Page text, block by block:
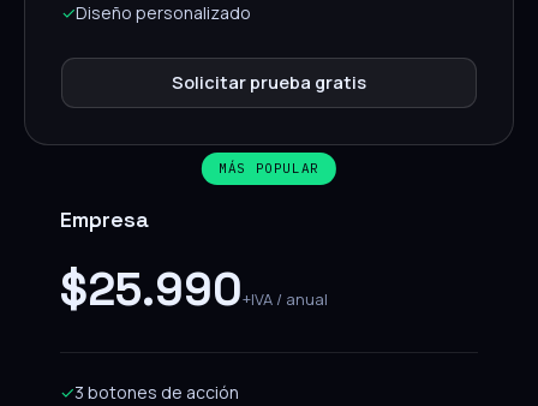
✓Diseño personalizado
Solicitar prueba gratis
MÁS POPULAR
Empresa
$25.990+IVA / anual
✓3 botones de acción